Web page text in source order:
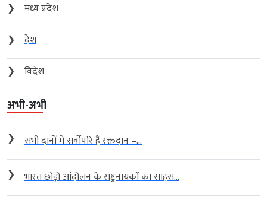
❯
मध्य प्रदेश
❯
देश
❯
विदेश
अभी-अभी
❯ सभी दानों में सर्वोपरि हैं रक्तदान –...
❯ भारत छोड़ो आंदोलन के राष्ट्रनायकों का साहस...